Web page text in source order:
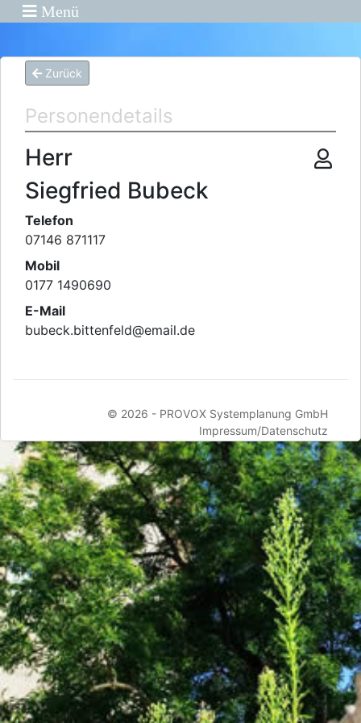
Menü
Zurück
Personendetails
Herr
Siegfried Bubeck
Telefon
07146 871117
Mobil
0177 1490690
E-Mail
bubeck.bittenfeld@email.de
© 2026 - PROVOX Systemplanung GmbH
Impressum/Datenschutz